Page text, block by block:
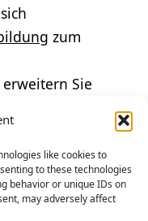
like cookies to
to these technologies
behavior or unique IDs on
may adversely affect
zum
Sie
sowie